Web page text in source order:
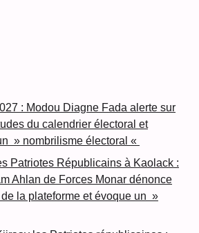
: Modou Diagne Fada alerte sur
du calendrier électoral et
» nombrilisme électoral «
Patriotes Républicains à Kaolack :
Ahlan de Forces Monar dénonce
la plateforme et évoque un »